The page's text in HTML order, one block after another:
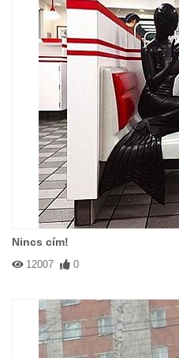
Nincs cím!
12007 0